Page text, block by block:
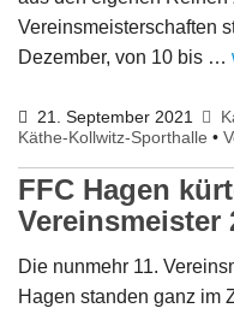
Vereinsmeisterschaften
Dezember, von 10 bis …
21. September 2021
Käthe-Kollwitz-Sporthalle •
FFC Hagen
Vereinsmeister
Die nunmehr 11.
Hagen standen ganz im